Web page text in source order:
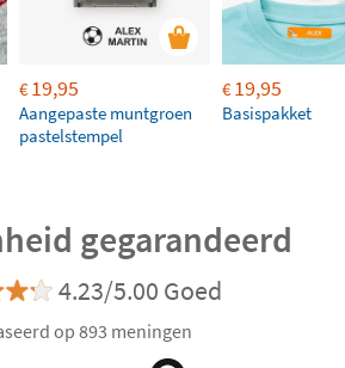
€19,95
Aangepaste muntgroen
pastelstempel
€19,95
Basispakket
gegarandeerd
4.23/5.00 Goed
op 893 meningen